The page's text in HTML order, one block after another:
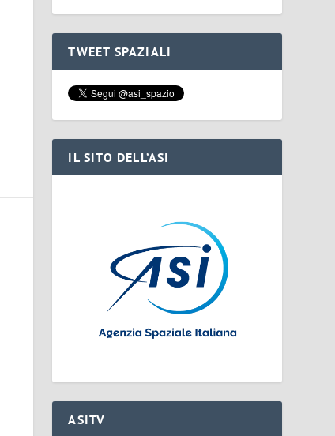
TWEET SPAZIALI
IL SITO DELL’ASI
ASITV